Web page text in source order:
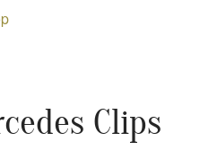
Clips